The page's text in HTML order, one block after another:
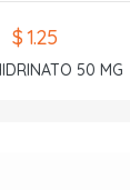
$ 1.25
50 MG